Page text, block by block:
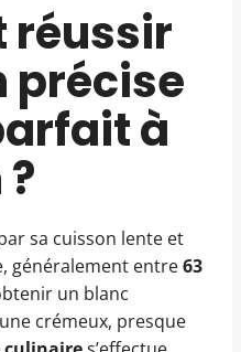
réussir
précise
à
sa cuisson lente et
généralement entre63
un blanc
crémeux, presque